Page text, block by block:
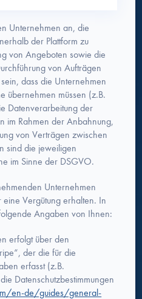
Unternehmen an, die
der Plattform zu
von Angeboten sowie die
von Aufträgen
dass die Unternehmen
übernehmen müssen (z.B.
Datenverarbeitung der
im Rahmen der Anbahnung,
von Verträgen zwischen
sind die jeweiligen
im Sinne der DSGVO.
Unternehmen
Vergütung erhalten. In
Angaben von Ihnen:
erfolgt über den
der die für die
erfasst (z.B.
Datenschutzbestimmungen
en-de/guides/general-